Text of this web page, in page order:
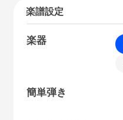
楽譜設定
楽器
簡単弾き